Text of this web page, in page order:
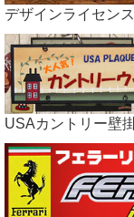
デザインライセン
USAカントリー壁